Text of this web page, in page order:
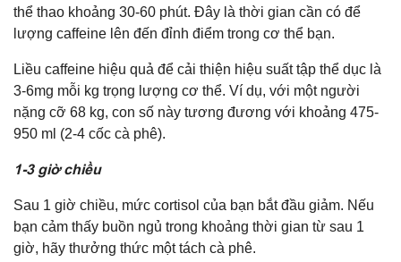
thể thao khoảng 30-60 phút. Đây là thời gian cần có để
lượng caffeine lên đến đỉnh điểm trong cơ thể bạn.
Liều caffeine hiệu quả để cải thiện hiệu suất tập thể dục là
3-6mg mỗi kg trọng lượng cơ thể. Ví dụ, với một người
nặng cỡ 68 kg, con số này tương đương với khoảng 475-
950 ml (2-4 cốc cà phê).
1-3 giờ chiều
Sau 1 giờ chiều, mức cortisol của bạn bắt đầu giảm. Nếu
bạn cảm thấy buồn ngủ trong khoảng thời gian từ sau 1
giờ, hãy thưởng thức một tách cà phê.